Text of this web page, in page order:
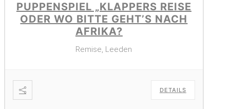
PUPPENSPIEL „KLAPPERS REISE
ODER WO BITTE GEHT’S NACH
AFRIKA?
Remise, Leeden
DETAILS